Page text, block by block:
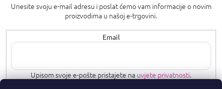
Unesite svoju e-mail adresu i poslat ćemo vam informacije o novim
proizvodima u našoj e-trgovini.
Email
Upisom svoje e-pošte pristajete nauvjete privatnosti.